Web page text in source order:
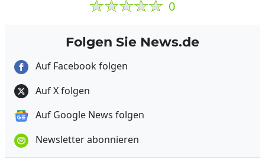
0
Folgen Sie News.de
Auf Facebook folgen
Auf X folgen
Auf Google News folgen
Newsletter abonnieren